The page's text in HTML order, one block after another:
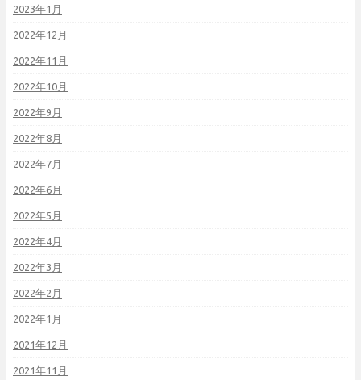
2023年1月
2022年12月
2022年11月
2022年10月
2022年9月
2022年8月
2022年7月
2022年6月
2022年5月
2022年4月
2022年3月
2022年2月
2022年1月
2021年12月
2021年11月